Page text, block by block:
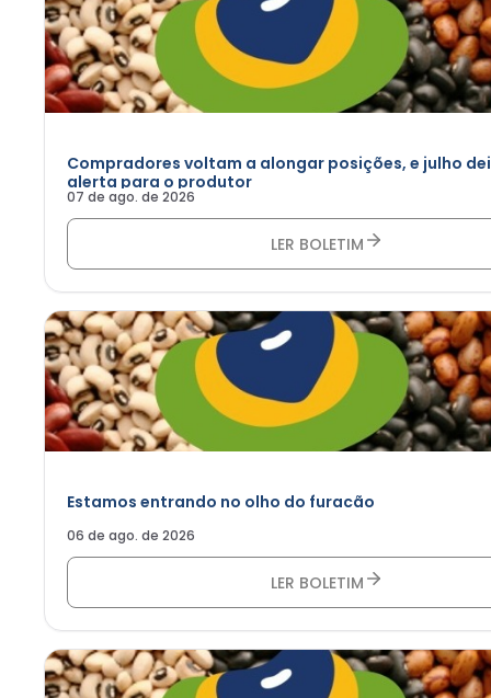
Compradores voltam a alongar posições, e julho
alerta para o produtor
07 de ago. de 2026
LER BOLETIM
Estamos entrando no olho do furacão
06 de ago. de 2026
LER BOLETIM